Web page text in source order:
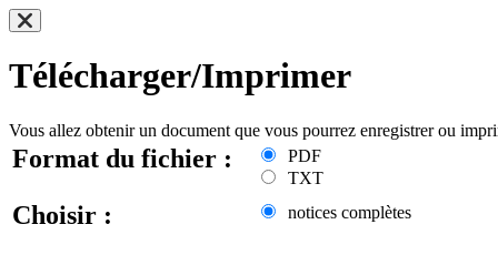
Télécharger/Imprimer
Vous allez obtenir un document que vous pourrez enregistrer ou
Format du fichier :
PDF
TXT
Choisir : notices complètes